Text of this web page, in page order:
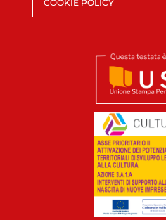
COOKIE POLICY